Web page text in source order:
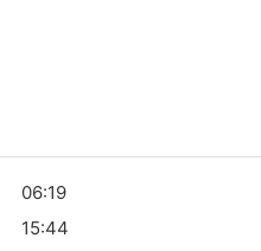
06:19
15:44